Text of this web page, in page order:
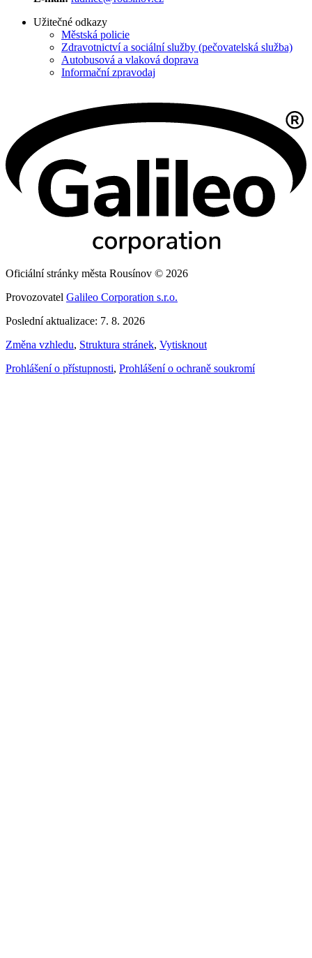
Užitečné odkazy
Městská policie
Zdravotnictví a sociální služby (pečovatelská služba)
Autobusová a vlaková doprava
Informační zpravodaj
Oficiální stránky města Rousínov © 2026
Provozovatel Galileo Corporation s.r.o.
Poslední aktualizace: 7. 8. 2026
Změna vzhledu, Struktura stránek, Vytisknout
Prohlášení o přístupnosti, Prohlášení o ochraně soukromí